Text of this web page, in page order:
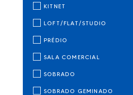
KITNET
LOFT/FLAT/STUDIO
PRÉDIO
SALA COMERCIAL
SOBRADO
SOBRADO GEMINADO